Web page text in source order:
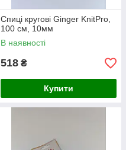
Спиці кругові Ginger KnitPro,
100 см, 10мм
В наявності
518 ₴
Купити